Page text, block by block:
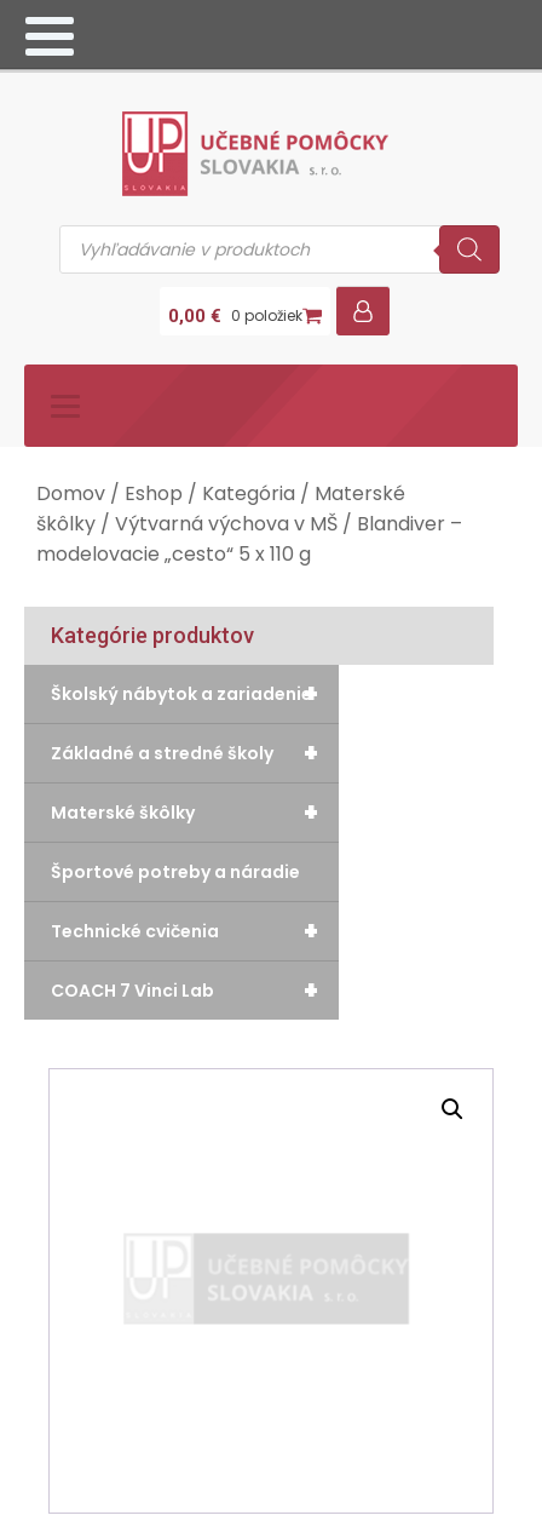
Products
search
0,00 € 0 položiek
Domov / Eshop / Kategória / Materské
škôlky / Výtvarná výchova v MŠ / Blandiver –
modelovacie „cesto“ 5 x 110 g
Kategórie produktov
+
Školský nábytok a zariadenie
+
Základné a stredné školy
+
Materské škôlky
Športové potreby a náradie
+
Technické cvičenia
+
COACH 7 Vinci Lab